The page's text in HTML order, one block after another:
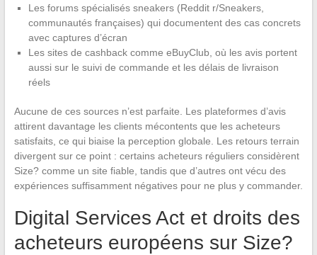
Les forums spécialisés sneakers (Reddit r/Sneakers,
communautés françaises) qui documentent des cas concrets
avec captures d’écran
Les sites de cashback comme eBuyClub, où les avis portent
aussi sur le suivi de commande et les délais de livraison
réels
Aucune de ces sources n’est parfaite. Les plateformes d’avis
attirent davantage les clients mécontents que les acheteurs
satisfaits, ce qui biaise la perception globale. Les retours terrain
divergent sur ce point : certains acheteurs réguliers considèrent
Size? comme un site fiable, tandis que d’autres ont vécu des
expériences suffisamment négatives pour ne plus y commander.
Digital Services Act et droits des
acheteurs européens sur Size?